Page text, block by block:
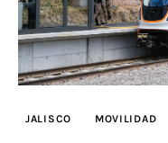
JALISCO MOVILIDAD